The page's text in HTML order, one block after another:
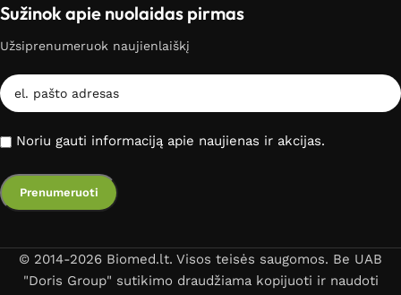
Sužinok apie nuolaidas pirmas
Užsiprenumeruok naujienlaiškį
Noriu gauti informaciją apie naujienas ir akcijas.
© 2014-2026 Biomed.lt. Visos teisės saugomos. Be UAB
"Doris Group" sutikimo draudžiama kopijuoti ir naudoti